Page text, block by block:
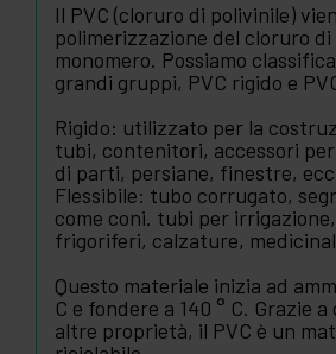
Il PVC (cloruro di polivinile)
polimerizzazione del cloruro di
monomero. Possiamo
grandi gruppi, PVC rigido e
Rigido: utilizzato per la
tubi, contenitori, accessori
di parti, persiane, finestre,
Flessibile: tubo corrugato,
come coni. tubi per
frigoriferi, calzature,
Questo materiale inizia ad
C e fondere a 140 ° C. Grazie
altre proprietà, il PVC è un